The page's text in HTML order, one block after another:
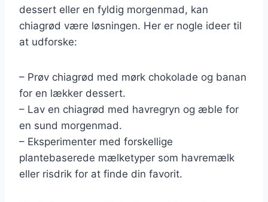
dessert eller en fyldig morgenmad, kan
chiagrød være løsningen. Her er nogle ideer til
at udforske:
– Prøv chiagrød med mørk chokolade og banan
for en lækker dessert.
– Lav en chiagrød med havregryn og æble for
en sund morgenmad.
– Eksperimenter med forskellige
plantebaserede mælketyper som havremælk
eller risdrik for at finde din favorit.